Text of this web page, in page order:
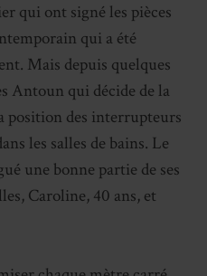
qui ont signé les pièces
qui a été
Mais depuis quelques
Antoun qui décide de la
position des interrupteurs
les salles de bains. Le
une bonne partie de ses
Caroline, 40 ans, et